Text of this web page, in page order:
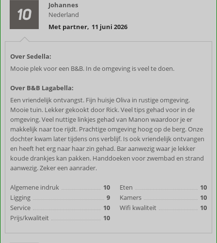
10
Johannes
Nederland
Met partner, 11 juni 2026
Over Sedella:
Mooie plek voor een B&B. In de omgeving is veel te doen.
Over B&B Lagabella:
Een vriendelijk ontvangst. Fijn huisje Oliva in rustige omgeving.
Mooie tuin. Lekker gekookt door Rick. Veel tips gehad voor in de
omgeving. Veel nuttige linkjes gehad van Manon waardoor je er
makkelijk naar toe rijdt. Prachtige omgeving hoog op de berg. Onze
dochter kwam later tijdens ons verblijf. Is ook vriendelijk ontvangen
en heeft het erg naar haar zin gehad. Bar aanwezig waar je lekker
koude drankjes kan pakken. Handdoeken voor zwembad en strand
aanwezig. Zeker een aanrader.
Algemene indruk
10
Ligging
9
Service
10
Prijs/kwaliteit
10
Eten
10
Kamers
10
Wifi kwaliteit
10